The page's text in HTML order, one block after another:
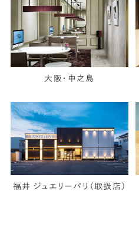
大阪・中之島
福井 ジュエリーパリ（取扱店）